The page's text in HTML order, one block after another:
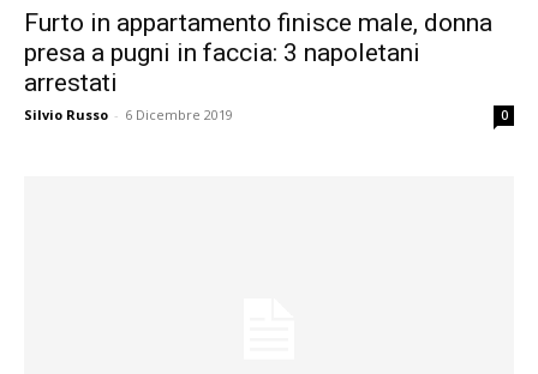
Furto in appartamento finisce male, donna
presa a pugni in faccia: 3 napoletani
arrestati
Silvio Russo - 6 Dicembre 2019 0